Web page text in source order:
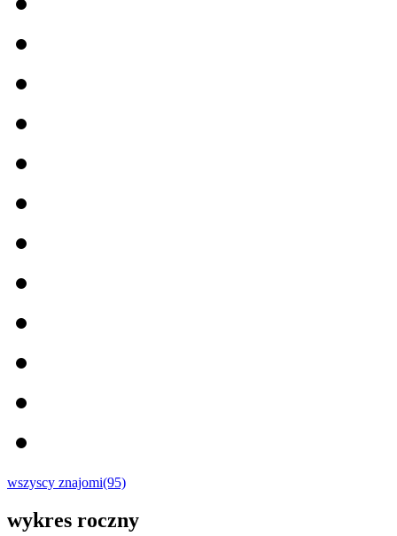
wszyscy znajomi(95)
wykres roczny